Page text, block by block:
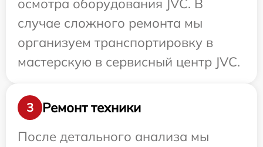
осмотра оборудования JVC. В
случае сложного ремонта мы
организуем транспортировку в
мастерскую в сервисный центр JVC.
3
Ремонт техники
После детального анализа мы